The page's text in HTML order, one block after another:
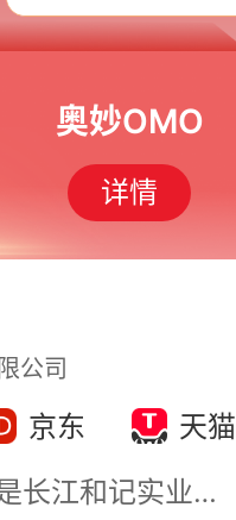
奥妙OMO
详情
公司
京东
天猫
上海和黄白猫有限公司（简称“和黄白猫”）是长江和记实业有限公司之全资子公司组建的外商合资企业。和黄白猫目前在售9大品牌，涵盖“餐具清洁”“织物洗护”“家居清洁护理”“消毒卫生”“驱蚊杀虫”“婴童洗护” 6大品类产品。其中，“白猫”作为中国家喻户晓的著名品牌，从创立至今已经历半个多世纪的辉煌历史。现在，“白猫”品牌产品作为中国驰名商标、中国名牌产品、国家质量免检产品、上海市著名商标、上海市名牌产品的拥有者，深受广大消费者的好评。